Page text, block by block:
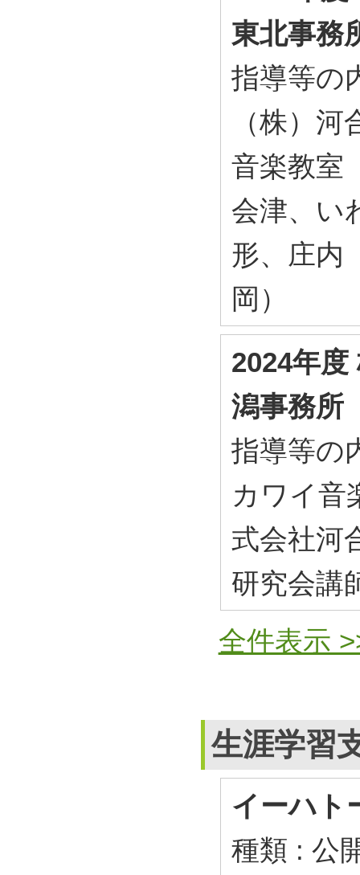
東北事務
指導等の
（株）
音楽教室
会津、い
形、庄内
岡）
2024年度
潟事務所
指導等の
カワイ音
式会社河
研究会講
全件表示
生涯学習
イーハト
種類 : 公